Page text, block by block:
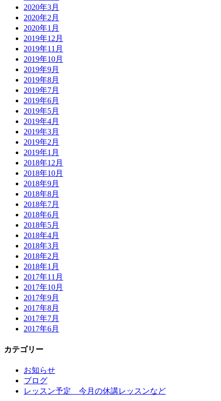
2020年3月
2020年2月
2020年1月
2019年12月
2019年11月
2019年10月
2019年9月
2019年8月
2019年7月
2019年6月
2019年5月
2019年4月
2019年3月
2019年2月
2019年1月
2018年12月
2018年10月
2018年9月
2018年8月
2018年7月
2018年6月
2018年5月
2018年4月
2018年3月
2018年2月
2018年1月
2017年11月
2017年10月
2017年9月
2017年8月
2017年7月
2017年6月
カテゴリー
お知らせ
ブログ
レッスン予定 今月の休講レッスンなど